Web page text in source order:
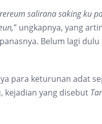
salirana saking ku
” ungkapnya, yang
Belum lagi
para keturunan adat
kejadian yang disebut